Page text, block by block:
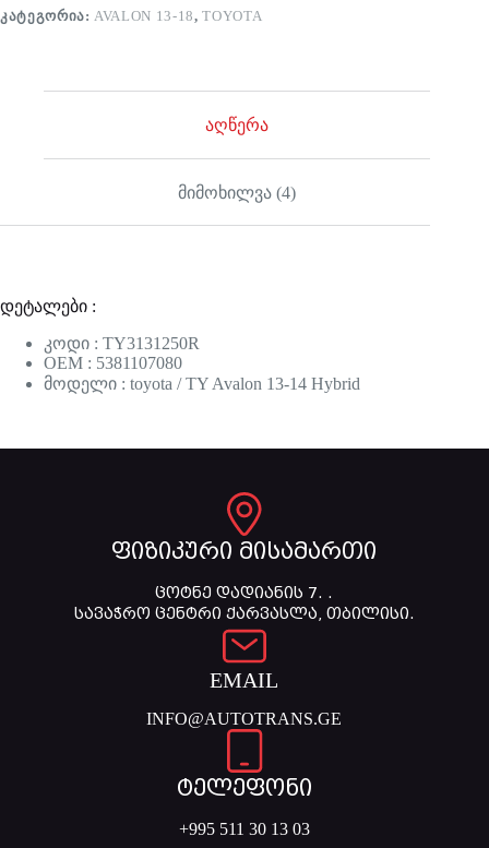
ᲙᲐᲢᲔᲒᲝᲠᲘᲐ:AVALON 13-18,TOYOTA
აღწერა
მიმოხილვა (4)
დეტალები :
კოდი : TY3131250R
OEM : 5381107080
მოდელი : toyota / TY Avalon 13-14 Hybrid
ფიზიკური მისამართი
ცოტნე დადიანის 7. .
სავაჭრო ცენტრი ქარვასლა, თბილისი.
EMAIL
INFO@AUTOTRANS.GE
ტელეფონი
+995 511 30 13 03